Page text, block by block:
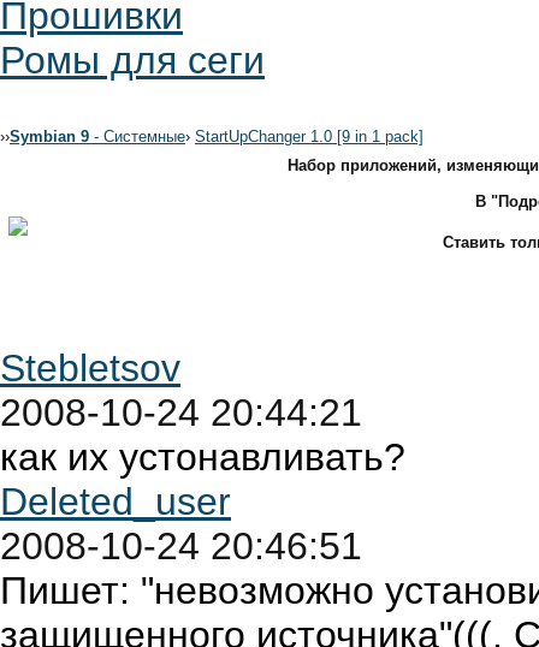
Прошивки
Ромы для сеги
››Symbian 9 - Системные› StartUpChanger 1.0 [9 in 1 pack]
Набор приложений,
В
Ставить
Stebletsov
2008-10-24 20:44:21
как их устонавливать?
Deleted_user
2008-10-24 20:46:51
Пишет: "невозможно
защищенного источника"(((.